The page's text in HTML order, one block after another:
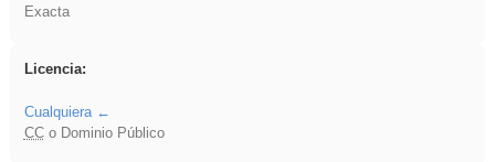
Exacta
Licencia:
Cualquiera
CCo Dominio Público